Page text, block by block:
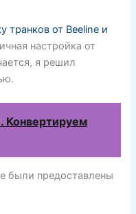
транков от Beeline и
настройка от
я решил
Конвертируем
были предоставлены